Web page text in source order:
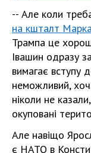
-- Але коли
на кшталт
Трампа це
Івашин одразу
вимагає вступу
неможливий,
ніколи не
окуповані
Але навіщо
є НАТО в